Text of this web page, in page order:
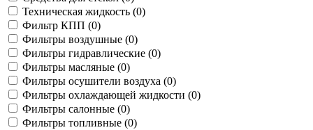
Техническая жидкость (0)
Фильтр КПП (0)
Фильтры воздушные (0)
Фильтры гидравлические (0)
Фильтры масляные (0)
Фильтры осушители воздуха (0)
Фильтры охлаждающей жидкости (0)
Фильтры салонные (0)
Фильтры топливные (0)